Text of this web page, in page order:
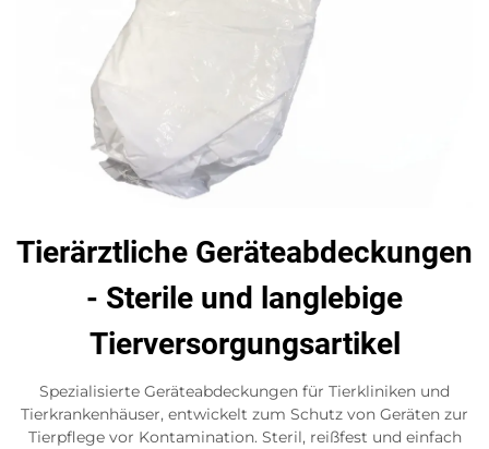
Tierärztliche Geräteabdeckungen
- Sterile und langlebige
Tierversorgungsartikel
Spezialisierte Geräteabdeckungen für Tierkliniken und
Tierkrankenhäuser, entwickelt zum Schutz von Geräten zur
Tierpflege vor Kontamination. Steril, reißfest und einfach